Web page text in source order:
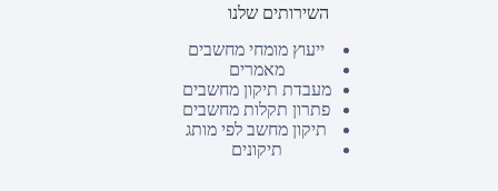
השירותים שלנו
ייעוץ מומחי מחשבים
מאמרים
מעבדת תיקון מחשבים
פתרון תקלות מחשבים
תיקון מחשב לפי מותג
תיקונים